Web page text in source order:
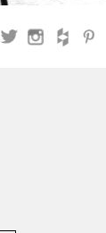
Facebook
Twitter